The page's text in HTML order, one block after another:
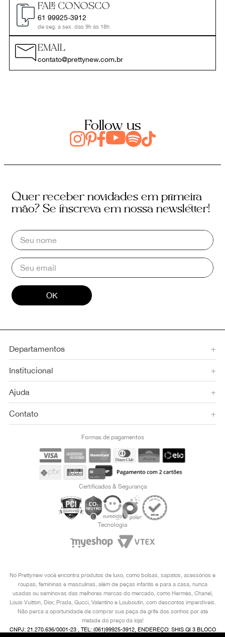
FALE CONOSCO
61 99925-3912
de seg. a sex. das 9h às 18h
EMAIL
contato@prettynew.com.br
Follow us
Quer receber novidades em primeira
mão? Se inscreva em nossa newsletter!
OK
Departamentos +
Institucional +
Ajuda +
Contato +
Formas de pagamentos
Certificados & Segurança
Tecnologia
No Prettynew você encontra produtos de luxo, como bolsas, sapatos, acessórios e
roupas, femininas e masculinas, além de peças infantis e para a casa, nunca
usadas ou seminovas das melhores marcas do mercado, como Hermès, Chanel,
Louis Vuitton, Dior, Prada, Gucci, Valentino e Louboutin, com descontos imperdíveis.
Não perca a oportunidade de comprar sua peça de grife dos sonhos por até
metade do preço da loja!
CNPJ: 21.270.636/0001-23 , TEL: (061)99925-3912, ENDEREÇO: SHIS QI 3 BLOCO